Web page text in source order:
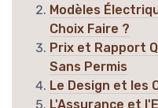
Modèles
Choix Faire ?
Prix et Rapport
Sans Permis
Le Design et les
L'Assurance et